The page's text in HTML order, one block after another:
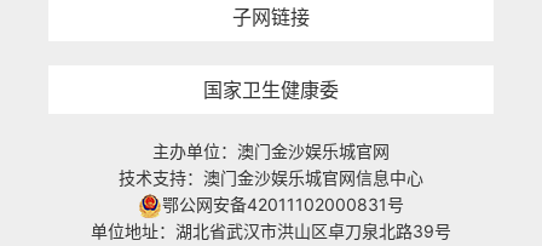
子网链接
国家卫生健康委
主办单位：澳门金沙娱乐城官网
技术支持：澳门金沙娱乐城官网信息中心
鄂公网安备42011102000831号
单位地址：湖北省武汉市洪山区卓刀泉北路39号